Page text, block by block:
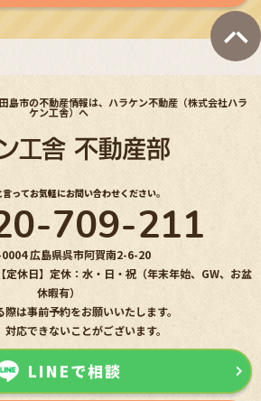
島市の不動産情報は、ハラケン不動産（株式会社ハラ
ケン工舎）へ
ってお気軽にお問い合わせください。
709-211
広島県呉市阿賀南2-6-20
定休日】定休：水・日・祝（年末年始、GW、お盆
休暇有）
際は事前予約をお願いいたします。
応できないことがございます。
LINEで相談